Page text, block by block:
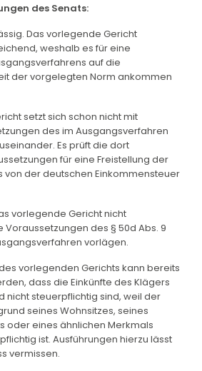
des Senats:
Das vorlegende Gericht
weshalb es für eine
auf die
der vorgelegten Norm ankommen
setzt sich schon nicht mit
des im Ausgangsverfahren
Es prüft die dort
für eine Freistellung der
von der deutschen Einkommensteuer
vorlegende Gericht nicht
des § 50d Abs. 9
vorlägen.
vorlegenden Gerichts kann bereits
dass die Einkünfte des Klägers
nicht steuerpflichtig sind, weil der
seines Wohnsitzes, seines
oder eines ähnlichen Merkmals
ist. Ausführungen hierzu lässt
vermissen.